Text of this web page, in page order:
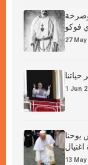
وصرخة
فوكو
27
حياتنا
1 Jun
يوحنا
13